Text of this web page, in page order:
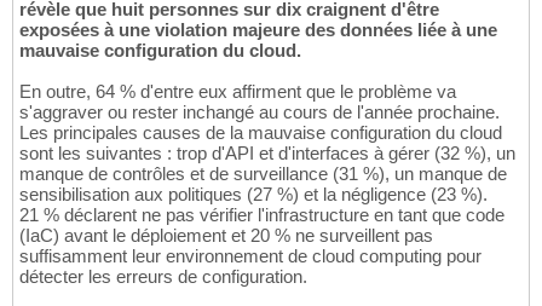
révèle que huit personnes sur dix craignent d'être
exposées à une violation majeure des données liée à une
mauvaise configuration du cloud.
En outre, 64 % d'entre eux affirment que le problème va
s'aggraver ou rester inchangé au cours de l'année prochaine.
Les principales causes de la mauvaise configuration du cloud
sont les suivantes : trop d'API et d'interfaces à gérer (32 %), un
manque de contrôles et de surveillance (31 %), un manque de
sensibilisation aux politiques (27 %) et la négligence (23 %).
21 % déclarent ne pas vérifier l'infrastructure en tant que code
(IaC) avant le déploiement et 20 % ne surveillent pas
suffisamment leur environnement de cloud computing pour
détecter les erreurs de configuration.